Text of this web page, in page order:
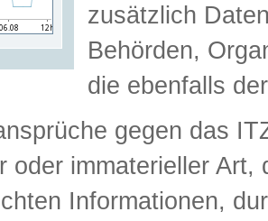
zusätzlich
Behörden,
die ebenfalls
gegen das
oder immaterieller
Informationen,